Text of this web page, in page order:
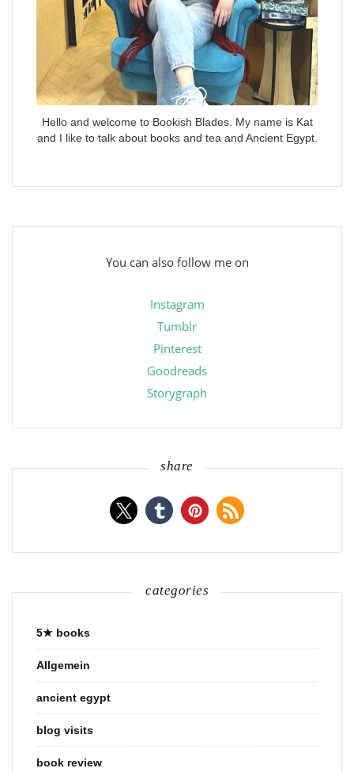
Hello and welcome to Bookish Blades. My name is Kat
and I like to talk about books and tea and Ancient Egypt.
You can also follow me on
Instagram
Tumblr
Pinterest
Goodreads
Storygraph
share
categories
5★ books
Allgemein
ancient egypt
blog visits
book review